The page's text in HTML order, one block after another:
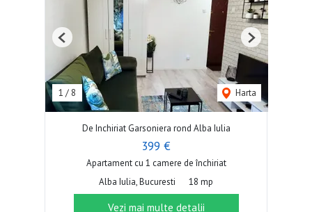
1 / 8 Harta
Previous Next
De Inchiriat Garsoniera rond Alba Iulia
399 €
Apartament cu 1 camere de închiriat
Alba Iulia, Bucuresti
18 mp
Vezi mai multe detalii